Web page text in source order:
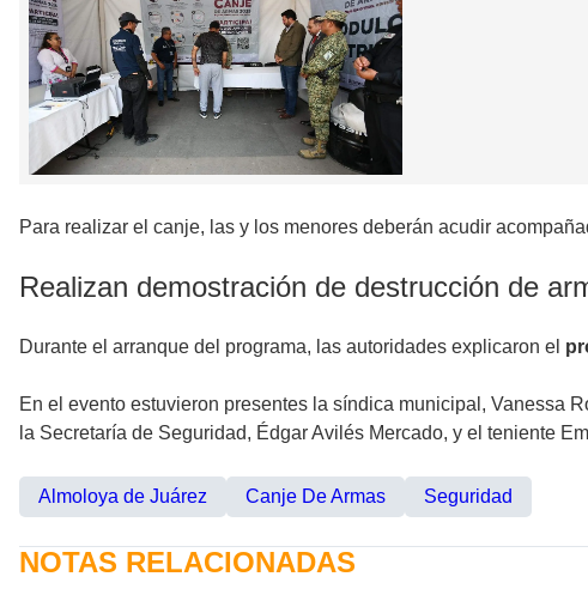
Para realizar el canje, las y los menores deberán acudir
Realizan demostración de destrucción de
Durante el arranque del programa, las autoridades explicaron el
En el evento estuvieron presentes la síndica municipal, Vanessa
la Secretaría de Seguridad, Édgar Avilés Mercado, y el teniente
Almoloya de Juárez Canje De Armas Seguridad
NOTAS RELACIONADAS